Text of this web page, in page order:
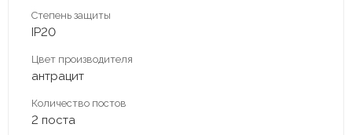
Степень защиты
IP20
Цвет производителя
антрацит
Количество постов
2 поста